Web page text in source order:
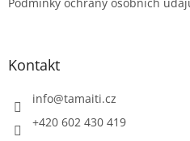
Kontakt
info@tamaiti.cz
+420 602 430 419